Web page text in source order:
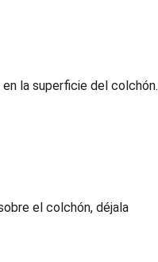
la superficie del colchón.
el colchón, déjala